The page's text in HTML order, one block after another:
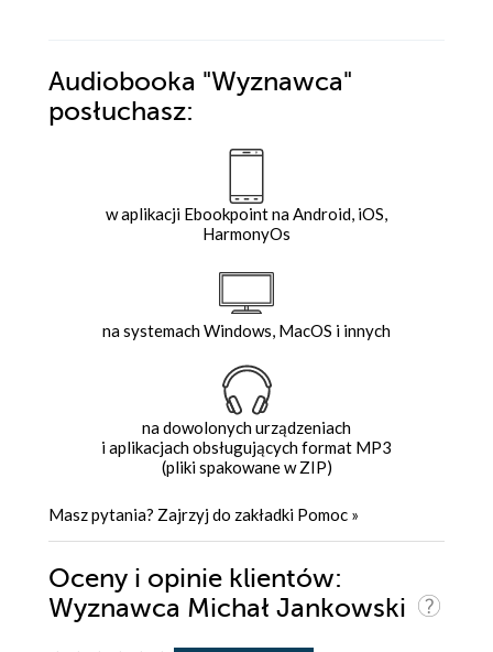
Audiobooka "Wyznawca"
posłuchasz:
w aplikacji Ebookpoint na Android, iOS,
HarmonyOs
na systemach Windows, MacOS i innych
na dowolonych urządzeniach
i aplikacjach obsługujących format MP3
(pliki spakowane w ZIP)
Masz pytania? Zajrzyj do zakładki Pomoc »
Oceny i opinie klientów:
Wyznawca Michał Jankowski